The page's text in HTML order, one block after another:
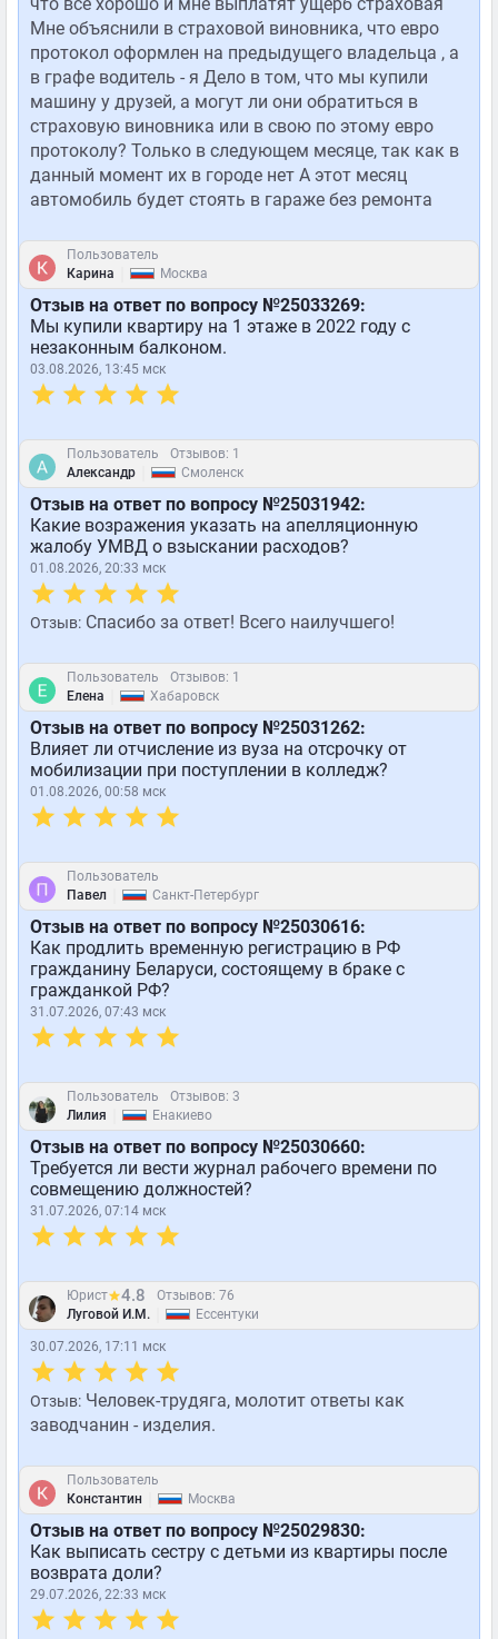
Мне объяснили в страховой виновника, что евро
протокол оформлен на предыдущего владельца , а
в графе водитель - я Дело в том, что мы купили
машину у друзей, а могут ли они обратиться в
страховую виновника или в свою по этому евро
протоколу? Только в следующем месяце, так как в
данный момент их в городе нет А этот месяц
автомобиль будет стоять в гараже без ремонта
Пользователь
Карина
Москва
Отзыв на ответ по вопросу №25033269:
Мы купили квартиру на 1 этаже в 2022 году с
незаконным балконом.
03.08.2026, 13:45 мск
Пользователь
Отзывов: 1
Александр
Смоленск
Отзыв на ответ по вопросу №25031942:
Какие возражения указать на апелляционную
жалобу УМВД о взыскании расходов?
01.08.2026, 20:33 мск
Отзыв: Спасибо за ответ! Всего наилучшего!
Пользователь
Отзывов: 1
Елена
Хабаровск
Отзыв на ответ по вопросу №25031262:
Влияет ли отчисление из вуза на отсрочку от
мобилизации при поступлении в колледж?
01.08.2026, 00:58 мск
Пользователь
Павел
Санкт-Петербург
Отзыв на ответ по вопросу №25030616:
Как продлить временную регистрацию в РФ
гражданину Беларуси, состоящему в браке с
гражданкой РФ?
31.07.2026, 07:43 мск
Пользователь
Отзывов: 3
Лилия
Енакиево
Отзыв на ответ по вопросу №25030660:
Требуется ли вести журнал рабочего времени по
совмещению должностей?
31.07.2026, 07:14 мск
Юрист 4.8
Отзывов: 76
Луговой И.М.
Ессентуки
30.07.2026, 17:11 мск
Отзыв: Человек-трудяга, молотит ответы как
заводчанин - изделия.
Пользователь
Константин
Москва
Отзыв на ответ по вопросу №25029830:
Как выписать сестру с детьми из квартиры после
возврата доли?
29.07.2026, 22:33 мск